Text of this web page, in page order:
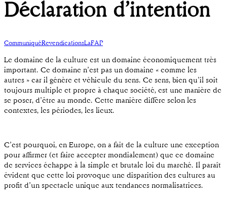
Déclaration d’intention
CommuniquéRevendicationsLaFAP
Le domaine de la culture est un domaine économiquement très
important. Ce domaine n’est pas un domaine « comme les
autres » car il génère et véhicule du sens. Ce sens, bien qu’il soit
toujours multiple et propre à chaque société, est une manière de
se poser, d’être au monde. Cette manière diffère selon les
contextes, les périodes, les lieux.
C’est pourquoi, en Europe, on a fait de la culture une exception
pour affirmer (et faire accepter mondialement) que ce domaine
de services échappe à la simple et brutale loi du marché. Il paraît
évident que cette loi provoque une disparition des cultures au
profit d’un spectacle unique aux tendances normalisatrices.